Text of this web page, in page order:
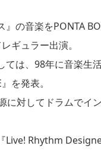
』の音楽をPONTA
ギュラー出演。
ては、98年に音楽
を発表。
に対してドラムで
Live! Rhythm